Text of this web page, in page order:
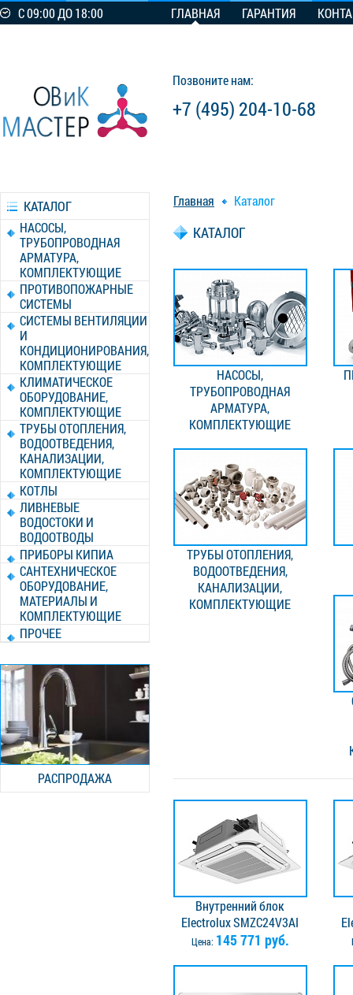
С 09:00 ДО 18:00 ГЛАВНАЯ ГАРАНТИЯ
Позвоните нам:
+7 (495) 204-10-68
КАТАЛОГ
НАСОСЫ,
ТРУБОПРОВОДНАЯ
АРМАТУРА,
КОМПЛЕКТУЮЩИЕ
ПРОТИВОПОЖАРНЫЕ
СИСТЕМЫ
СИСТЕМЫ ВЕНТИЛЯЦИИ
И
КОНДИЦИОНИРОВАНИЯ,
КОМПЛЕКТУЮЩИЕ
КЛИМАТИЧЕСКОЕ
ОБОРУДОВАНИЕ,
КОМПЛЕКТУЮЩИЕ
ТРУБЫ ОТОПЛЕНИЯ,
ВОДООТВЕДЕНИЯ,
КАНАЛИЗАЦИИ,
КОМПЛЕКТУЮЩИЕ
КОТЛЫ
ЛИВНЕВЫЕ
ВОДОСТОКИ И
ВОДООТВОДЫ
ПРИБОРЫ КИПИА
САНТЕХНИЧЕСКОЕ
ОБОРУДОВАНИЕ,
МАТЕРИАЛЫ И
КОМПЛЕКТУЮЩИЕ
ПРОЧЕЕ
РАСПРОДАЖА
Главная Каталог
КАТАЛОГ
НАСОСЫ,
ТРУБОПРОВОДНАЯ
АРМАТУРА,
КОМПЛЕКТУЮЩИЕ
ТРУБЫ ОТОПЛЕНИЯ,
ВОДООТВЕДЕНИЯ,
КАНАЛИЗАЦИИ,
КОМПЛЕКТУЮЩИЕ
Внутренний блок
Electrolux SMZC24V3AI
Цена: 145 771 руб.